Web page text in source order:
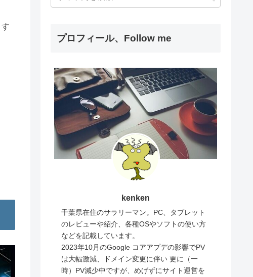
プロフィール、Follow me
kenken
千葉県在住のサラリーマン。PC、タブレット
のレビューや紹介、各種OSやソフトの使い方
などを記載しています。
2023年10月のGoogle コアアプデの影響でPV
は大幅激減、ドメイン変更に伴い 更に（一
時）PV減少中ですが、めげずにサイト運営を